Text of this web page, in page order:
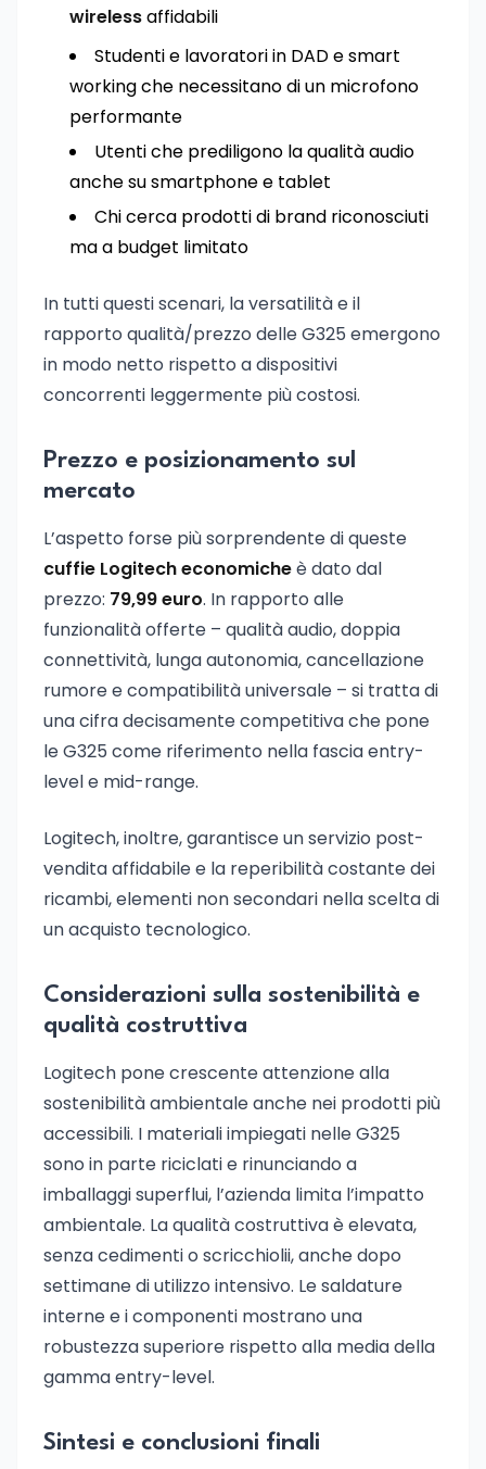
wirelessaffidabili
Studenti e lavoratori in DAD e smart
working che necessitano di un microfono
performante
Utenti che prediligono la qualità audio
anche su smartphone e tablet
Chi cerca prodotti di brand riconosciuti
ma a budget limitato
In tutti questi scenari, la versatilità e il
rapporto qualità/prezzo delle G325 emergono
in modo netto rispetto a dispositivi
concorrenti leggermente più costosi.
Prezzo e posizionamento sul
mercato
L’aspetto forse più sorprendente di queste
cuffie Logitech economicheè dato dal
prezzo: 79,99 euro. In rapporto alle
funzionalità offerte – qualità audio, doppia
connettività, lunga autonomia, cancellazione
rumore e compatibilità universale – si tratta di
una cifra decisamente competitiva che pone
le G325 come riferimento nella fascia entry-
level e mid-range.
Logitech, inoltre, garantisce un servizio post-
vendita affidabile e la reperibilità costante dei
ricambi, elementi non secondari nella scelta di
un acquisto tecnologico.
Considerazioni sulla sostenibilità e
qualità costruttiva
Logitech pone crescente attenzione alla
sostenibilità ambientale anche nei prodotti più
accessibili. I materiali impiegati nelle G325
sono in parte riciclati e rinunciando a
imballaggi superflui, l’azienda limita l’impatto
ambientale. La qualità costruttiva è elevata,
senza cedimenti o scricchiolii, anche dopo
settimane di utilizzo intensivo. Le saldature
interne e i componenti mostrano una
robustezza superiore rispetto alla media della
gamma entry-level.
Sintesi e conclusioni finali